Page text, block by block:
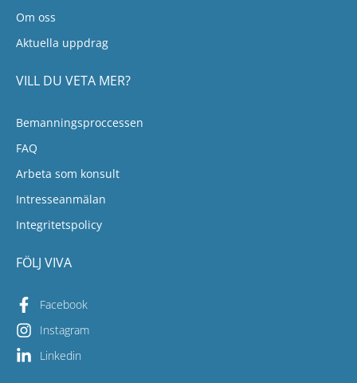
Om oss
Aktuella uppdrag
VILL DU VETA MER?
Bemanningsproccessen
FAQ
Arbeta som konsult
Intresseanmälan
Integritetspolicy
FÖLJ VIVA
Facebook
Instagram
Linkedin